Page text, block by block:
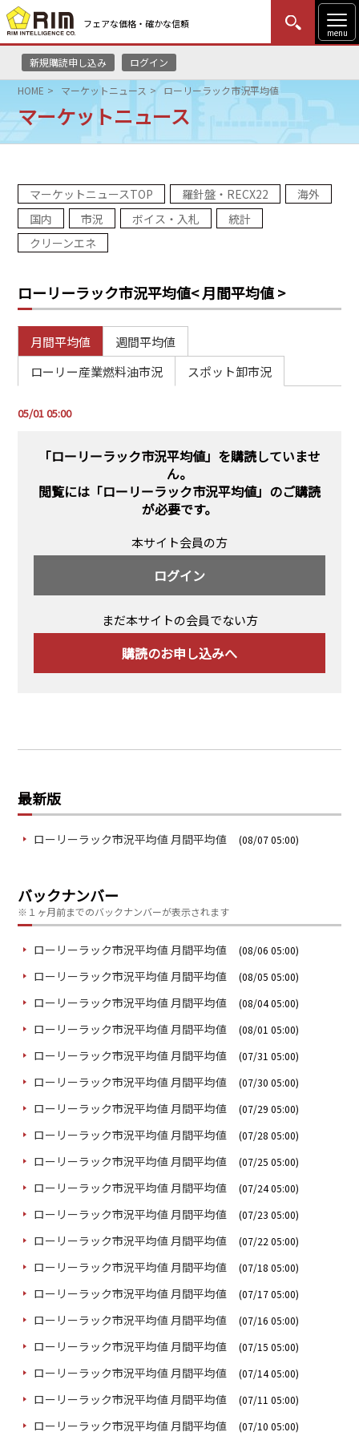
フェアな価格・確かな信頼
menu
新規購読申し込み ログイン
MENU
はじめての方
HOME
リムレポート
メソドロジー
コンサルティング
PRA原則
Q & A
お問い合わせ
サイトマップ
Rim Energy Media(韓国語)
HOME マーケットニュース ローリーラック市況平均値
マーケットニュース
マーケットニュースTOP 羅針盤・RECX22
海外
国内
市況 ボイス・入札
統計
クリーンエネ
ローリーラック市況平均値< 月間平均値 >
月間平均値
週間平均値
ローリー産業燃料油市況
スポット卸市況
05/01 05:00
「ローリーラック市況平均値」を購読していませ
ん。
閲覧には 「ローリーラック市況平均値」のご購読
が必要です。
本サイト会員の方
ログイン
まだ本サイトの会員でない方
購読のお申し込みへ
最新版
ローリーラック市況平均値 月間平均値 (08/07 05:00)
バックナンバー
※１ヶ月前までのバックナンバーが表示されます
ローリーラック市況平均値 月間平均値 (08/06 05:00)
ローリーラック市況平均値 月間平均値 (08/05 05:00)
ローリーラック市況平均値 月間平均値 (08/04 05:00)
ローリーラック市況平均値 月間平均値 (08/01 05:00)
ローリーラック市況平均値 月間平均値 (07/31 05:00)
ローリーラック市況平均値 月間平均値 (07/30 05:00)
ローリーラック市況平均値 月間平均値 (07/29 05:00)
ローリーラック市況平均値 月間平均値 (07/28 05:00)
ローリーラック市況平均値 月間平均値 (07/25 05:00)
ローリーラック市況平均値 月間平均値 (07/24 05:00)
ローリーラック市況平均値 月間平均値 (07/23 05:00)
ローリーラック市況平均値 月間平均値 (07/22 05:00)
ローリーラック市況平均値 月間平均値 (07/18 05:00)
ローリーラック市況平均値 月間平均値 (07/17 05:00)
ローリーラック市況平均値 月間平均値 (07/16 05:00)
ローリーラック市況平均値 月間平均値 (07/15 05:00)
ローリーラック市況平均値 月間平均値 (07/14 05:00)
ローリーラック市況平均値 月間平均値 (07/11 05:00)
ローリーラック市況平均値 月間平均値 (07/10 05:00)